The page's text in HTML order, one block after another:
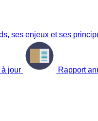
ses enjeux et ses
à jour Rapport